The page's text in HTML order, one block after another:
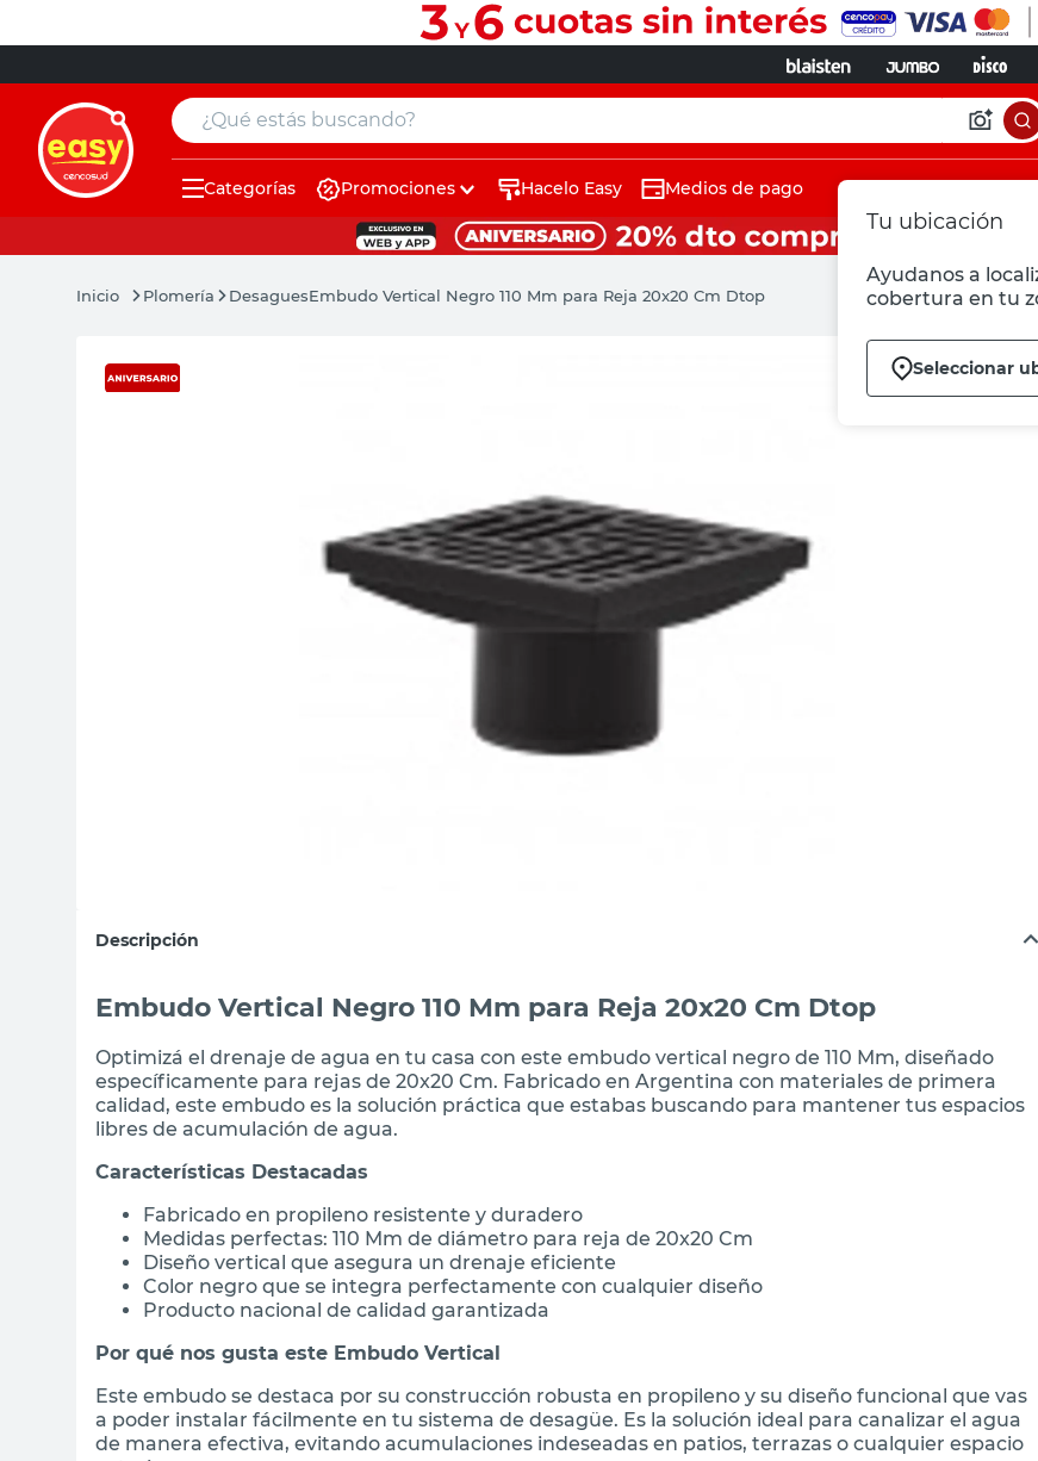
¿Qué estás buscando?
Tu ubicación
Ayudanos a
cobertura en tu
Seleccionar
Categorías Promociones Hacelo Easy Medios de pago
Plomería DesaguesEmbudo Vertical Negro 110 Mm para Reja 20x20 Cm Dtop
Descripción
Embudo Vertical Negro 110 Mm para Reja 20x20 Cm Dtop
Optimizá el drenaje de agua en tu casa con este embudo vertical negro de 110 Mm, diseñado
específicamente para rejas de 20x20 Cm. Fabricado en Argentina con materiales de primera
calidad, este embudo es la solución práctica que estabas buscando para mantener tus espacios
libres de acumulación de agua.
Características Destacadas
Fabricado en propileno resistente y duradero
Medidas perfectas: 110 Mm de diámetro para reja de 20x20 Cm
Diseño vertical que asegura un drenaje eficiente
Color negro que se integra perfectamente con cualquier diseño
Producto nacional de calidad garantizada
Por qué nos gusta este Embudo Vertical
Este embudo se destaca por su construcción robusta en propileno y su diseño funcional que vas
a poder instalar fácilmente en tu sistema de desagüe. Es la solución ideal para canalizar el agua
de manera efectiva, evitando acumulaciones indeseadas en patios, terrazas o cualquier espacio
muebles